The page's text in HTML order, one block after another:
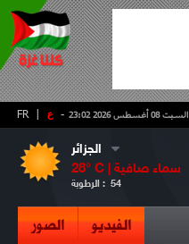
- ع FR السبت 08 أغسطس 2026 23:02
الجزائر
28° C | سماء صافية
الرطوبة : 54
الفيديو الصور